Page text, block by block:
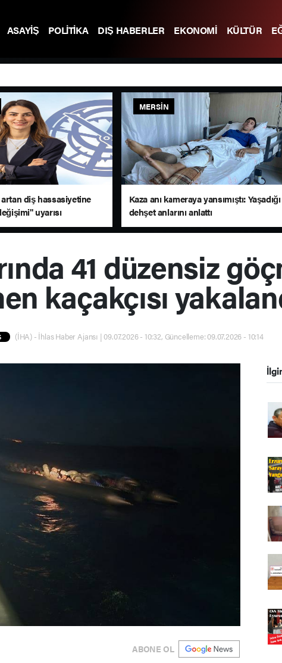
ASAYİŞ POLİTİKA DIŞ HABERLER EKONOMİ KÜLTÜR
artan diş hassasiyetine
uyarısı
MERSIN
Kaza anı kameraya yansımıştı: Yaşadığı
dehşet anlarını anlattı
41 düzensiz
kaçakçısı
(İHA) - İhlas Haber Ajansı | 09.07.2026 - 10:32, Güncelleme: 09.07.2026 - 10:14
ABONE OL